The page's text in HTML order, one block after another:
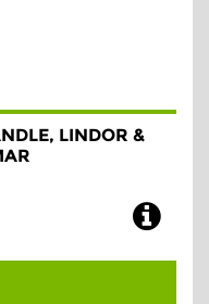
LINDOR &